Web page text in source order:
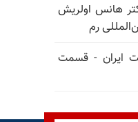
هانس اولریش
رم
ایران - قسمت